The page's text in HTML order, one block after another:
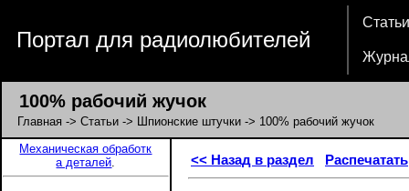
Портал для радиолюбителей
Статьи
100% рабочий жучок
Главная -> Статьи -> Шпионские штучки -> 100% рабочий жучок
Механическая обработк
а деталей. << Назад в раздел Распечатать